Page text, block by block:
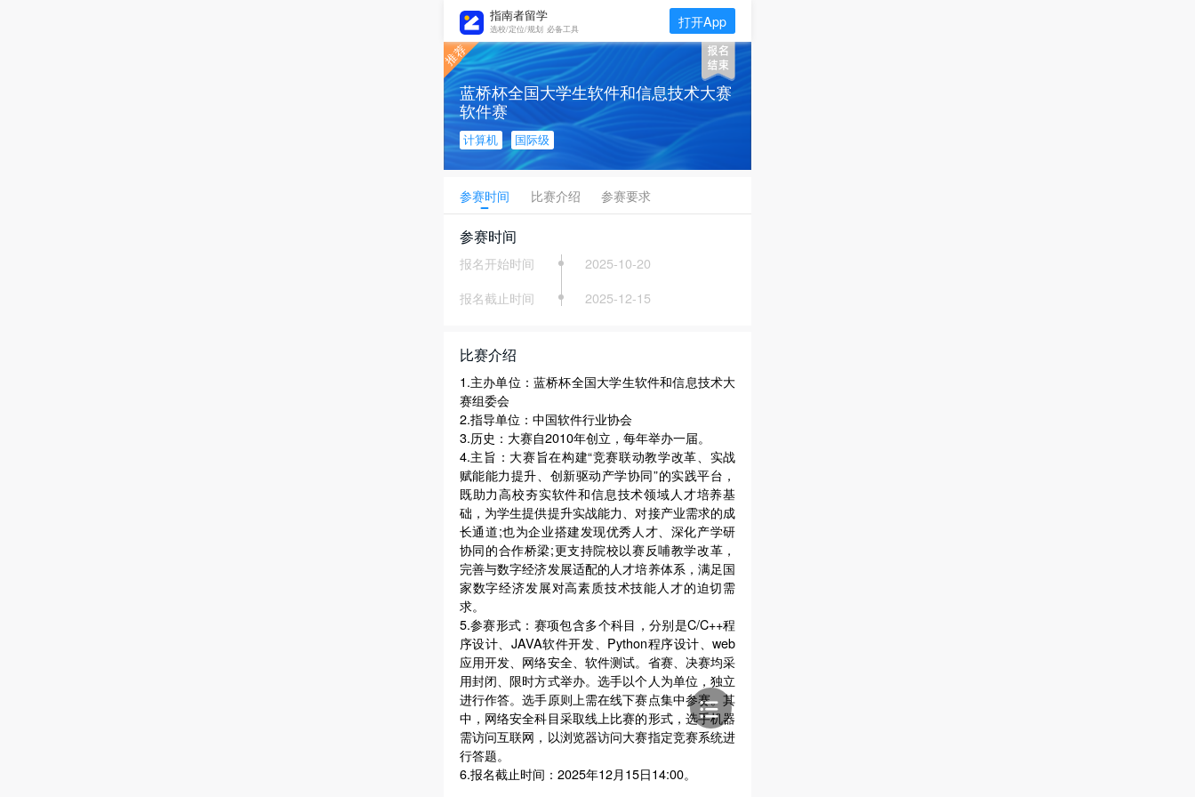
指南者留学
选校/定位/规划 必备工具 打开App
蓝桥杯全国大学生软件和信息技术大赛
软件赛
计算机 国际级
参赛时间 比赛介绍 参赛要求
参赛时间
报名开始时间
2025-10-20
报名截止时间
2025-12-15
比赛介绍
1.主办单位：蓝桥杯全国大学生软件和信息技术大
赛组委会
2.指导单位：中国软件行业协会
3.历史：大赛自2010年创立，每年举办一届。
4.主旨：大赛旨在构建“竞赛联动教学改革、实战
赋能能力提升、创新驱动产学协同”的实践平台，
既助力高校夯实软件和信息技术领域人才培养基
础，为学生提供提升实战能力、对接产业需求的成
长通道;也为企业搭建发现优秀人才、深化产学研
协同的合作桥梁;更支持院校以赛反哺教学改革，
完善与数字经济发展适配的人才培养体系，满足国
家数字经济发展对高素质技术技能人才的迫切需
求。
5.参赛形式：赛项包含多个科目，分别是C/C++程
序设计、JAVA软件开发、Python程序设计、web
应用开发、网络安全、软件测试。省赛、决赛均采
用封闭、限时方式举办。选手以个人为单位，独立
进行作答。选手原则上需在线下赛点集中参赛。其
中，网络安全科目采取线上比赛的形式，选手机器
需访问互联网，以浏览器访问大赛指定竞赛系统进
行答题。
6.报名截止时间：2025年12月15日14:00。